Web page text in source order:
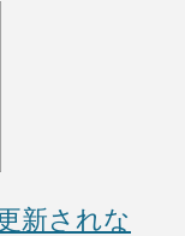
新されな